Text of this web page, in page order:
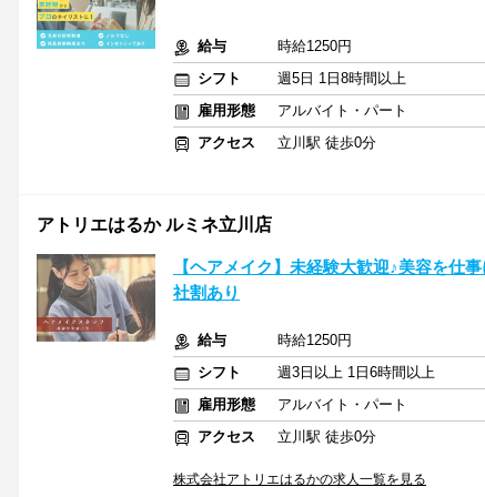
給与
時給1250円
シフト
週5日 1日8時間以上
雇用形態
アルバイト・パート
アクセス
立川駅 徒歩0分
アトリエはるか ルミネ立川店
【ヘアメイク】未経験大歓迎♪美容を仕
社割あり
給与
時給1250円
シフト
週3日以上 1日6時間以上
雇用形態
アルバイト・パート
アクセス
立川駅 徒歩0分
株式会社アトリエはるかの求人一覧を見る